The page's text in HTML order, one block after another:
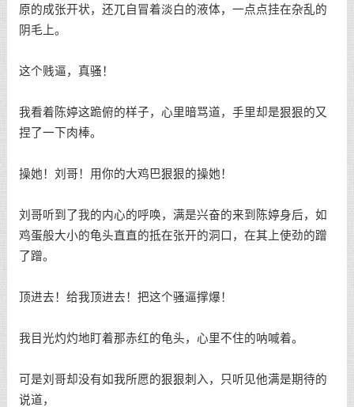
原的成张开状，还兀自冒着淡白的液体，一点点挂在杂乱的
阴毛上。
这个贱逼，真骚！
我看着陈婷这跪俯的样子，心里暗骂道，手里却是狠狠的又
捏了一下肉棒。
操她！刘哥！用你的大鸡巴狠狠的操她！
刘哥听到了我的内心的呼唤，满是兴奋的来到陈婷身后，如
鸡蛋般大小的龟头直直的抵在张开的洞口，在其上使劲的蹭
了蹭。
顶进去！给我顶进去！把这个骚逼撑爆！
我目光灼灼地盯着那赤红的龟头，心里不住的呐喊着。
可是刘哥却没有如我所愿的狠狠刺入，只听见他满是期待的
说道，